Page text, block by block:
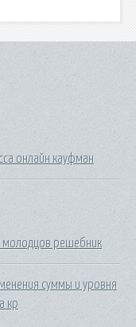
онлайн кауфман
молодцов решебник
суммы и уровня
кр